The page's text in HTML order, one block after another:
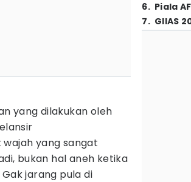
yang dilakukan oleh
yang sangat
bukan hal aneh ketika
jarang pula di
6. Piala
7. GIIAS